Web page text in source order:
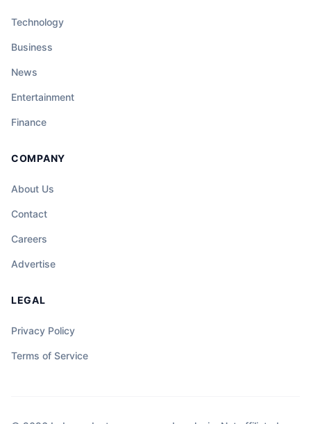
Technology
Business
News
Entertainment
Finance
COMPANY
About Us
Contact
Careers
Advertise
LEGAL
Privacy Policy
Terms of Service